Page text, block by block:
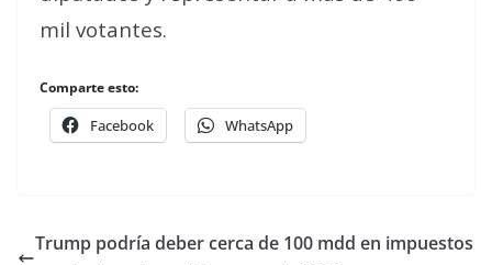
mil votantes.
Comparte esto:
Facebook WhatsApp
Trump podría deber cerca de 100 mdd en impuestos